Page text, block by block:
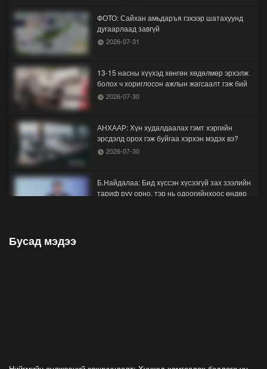
ФОТО: Сайхан амьдаръя гэхээр шатахуунд
дугаарлаад завгүй
2026-07-31
13-15 насны хүүхэд хөнгөн хөдөлмөр эрхэлж
болох ч хориглосон ажлын жагсаалт гэж бий
2026-07-30
АНХААР: Хүн худалдаалах гэмт хэргийн
эрсдэлд орох гэж буйгаа хэрхэн мэдэх вэ?
2026-07-30
Б.Найдалаа: Бид хүссэн хүсээгүй зах зээлийн
тариф руу орно, тэр нь одоогийнхоос өндөр
Бусад мэдээ